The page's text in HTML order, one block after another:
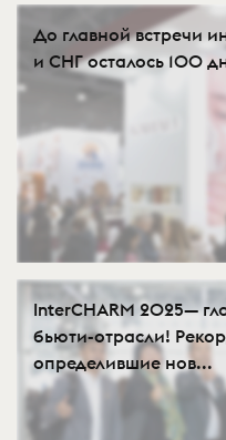
До главной встречи
и СНГ осталось 100
InterCHARM 2025—
бьюти-отрасли!
определившие нов...